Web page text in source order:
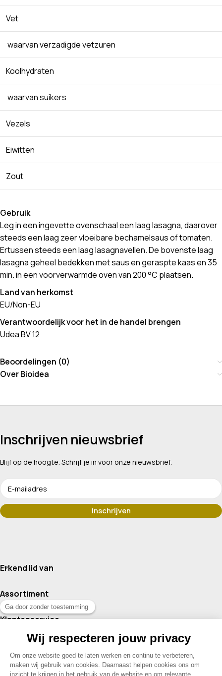
Vet
waarvan verzadigde vetzuren
Koolhydraten
waarvan suikers
Vezels
Eiwitten
Zout
Gebruik
Leg in een ingevette ovenschaal een laag lasagna, daarover
steeds een laag zeer vloeibare bechamelsaus of tomaten.
Ertussen steeds een laag lasagnavellen. De bovenste laag
lasagna geheel bedekken met saus en geraspte kaas en 35
min. in een voorverwarmde oven van 200 °C plaatsen.
Land van herkomst
EU/Non-EU
Verantwoordelijk voor het in de handel brengen
Udea BV 12
Beoordelingen (0)
Over Bioidea
Inschrijven nieuwsbrief
Blijf op de hoogte. Schrijf je in voor onze nieuwsbrief.
Erkend lid van
Assortiment
Klantenservice
Contact
© 2026 Drogisterij Het Geheim | Alle rechten voorbehouden |